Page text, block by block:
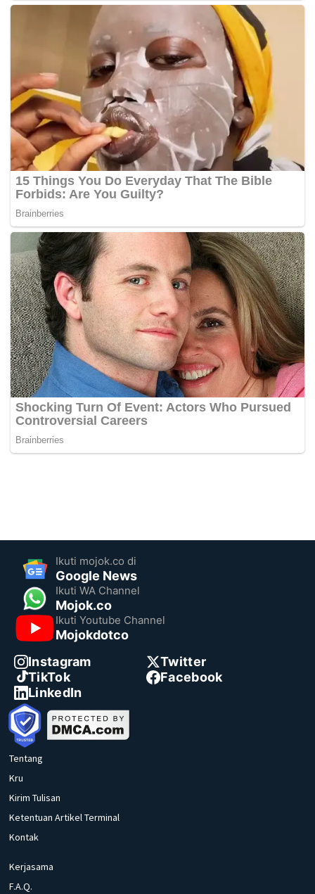
Ikuti mojok.co di
Google News
Ikuti WA Channel
Mojok.co
Ikuti Youtube Channel
Mojokdotco
Instagram
Twitter
TikTok
Facebook
LinkedIn
Tentang
Kru
Kirim Tulisan
Ketentuan Artikel Terminal
Kontak
Kerjasama
F.A.Q.